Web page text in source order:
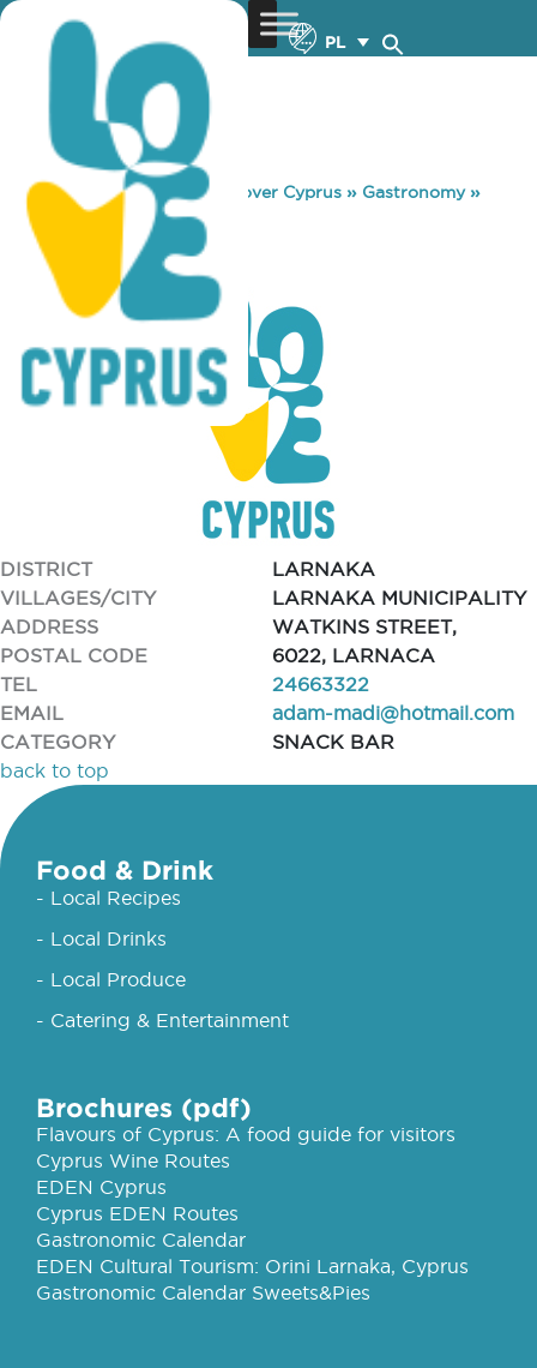
PL
You are here: Home »Discover Cyprus » Gastronomy»
MYSTIC
MYSTIC
DISTRICT
LARNAKA
VILLAGES/CITY
LARNAKA MUNICIPALITY
ADDRESS
WATKINS STREET,
POSTAL CODE
6022, LARNACA
TEL
24663322
EMAIL
adam-madi@hotmail.com
CATEGORY
SNACK BAR
back to top
Food & Drink
- Local Recipes
- Local Drinks
- Local Produce
- Catering & Entertainment
Brochures (pdf)
Flavours of Cyprus: A food guide for visitors
Cyprus Wine Routes
EDEN Cyprus
Cyprus EDEN Routes
Gastronomic Calendar
EDEN Cultural Tourism: Orini Larnaka, Cyprus
Gastronomic Calendar Sweets&Pies